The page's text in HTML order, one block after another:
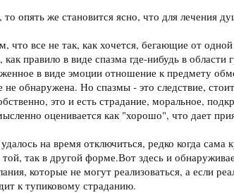
опять же становится ясно, что для лечения
все не так, как хочется, бегающие от
правило в виде спазма где-нибудь в области
в виде эмоции отношение к предмету
обнаружена. Но спазмы - это следствие,
это и есть страдание, моральное,
оценивается как "хорошо", что дает
на время отключиться, редко когда сама
так в другой форме.Вот здесь и
которые не могут реализоваться, а если
к тупиковому страданию.